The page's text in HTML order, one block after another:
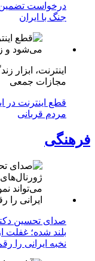
درخواست تضمین
جنگ با ایران
اینترنت،
مجازات جمعی
قطع اینترنت در
مردم قربانی
فرهنگی
صدای تحسین
بلند شده؛ غفلت
نخبه ایرانی را